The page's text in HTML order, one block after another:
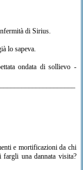
di Sirius.
lo sapeva.
ondata di sollievo -
e mortificazioni da chi
una dannata visita?